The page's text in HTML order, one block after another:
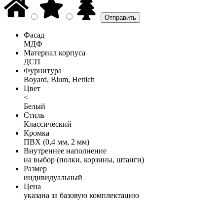
Фасад
МДФ
Материал корпуса
ДСП
Фурнитура
Boyard, Blum, Hettich
Цвет
<
Белый
Стиль
Классический
Кромка
ПВХ (0,4 мм, 2 мм)
Внутреннее наполнение
на выбор (полки, корзины, штанги)
Размер
индивидуальный
Цена
указана за базовую комплектацию